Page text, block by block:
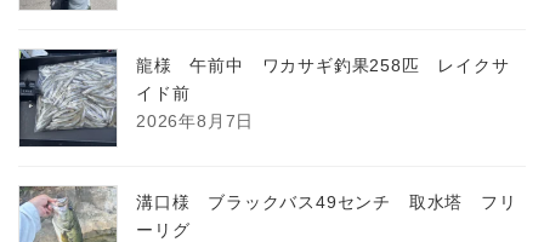
龍様 午前中 ワカサギ釣果258匹 レイクサ
イド前
2026年8月7日
溝口様 ブラックバス49センチ 取水塔 フリ
ーリグ